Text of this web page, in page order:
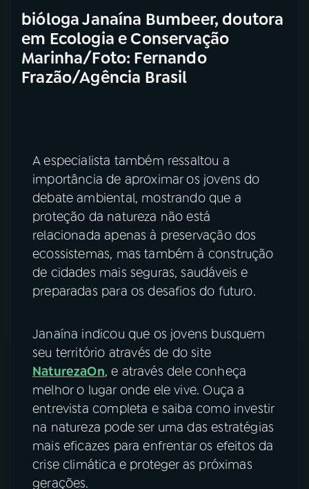
bióloga Janaína Bumbeer, doutora
em Ecologia e Conservação
Marinha/Foto: Fernando
Frazão/Agência Brasil
A especialista também ressaltou a
importância de aproximar os jovens do
debate ambiental, mostrando que a
proteção da natureza não está
relacionada apenas à preservação dos
ecossistemas, mas também à construção
de cidades mais seguras, saudáveis e
preparadas para os desafios do futuro.
Janaína indicou que os jovens busquem
seu território através de do site
NaturezaOn, e através dele conheça
melhor o lugar onde ele vive. Ouça a
entrevista completa e saiba como investir
na natureza pode ser uma das estratégias
mais eficazes para enfrentar os efeitos da
crise climática e proteger as próximas
gerações.